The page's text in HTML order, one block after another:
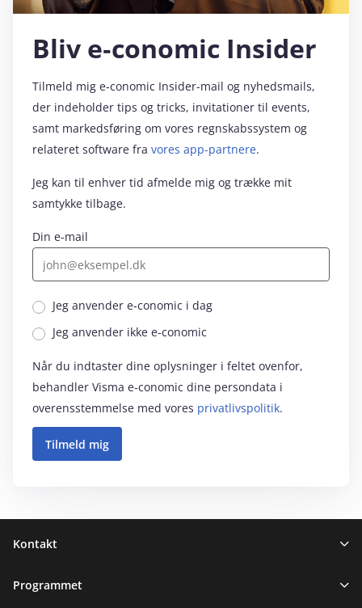
Bliv e‑conomic Insider
Tilmeld mig e‑conomic Insider-mail og nyhedsmails,
der indeholder tips og tricks, invitationer til events,
samt markedsføring om vores regnskabssystem og
relateret software fra vores app-partnere.
Jeg kan til enhver tid afmelde mig og trække mit
samtykke tilbage.
Din e-mail
Jeg anvender e‑conomic i dag
Jeg anvender ikke e‑conomic
Når du indtaster dine oplysninger i feltet ovenfor,
behandler Visma e‑conomic dine persondata i
overensstemmelse med vores privatlivspolitik.
Sidefod
Kontakt
Programmet